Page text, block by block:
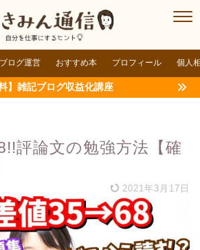
ブログ運営 おすすめ本 プロフィール 個人
料】雑記ブログ収益化講座
評論文の勉強方法【確
2021年3月17日